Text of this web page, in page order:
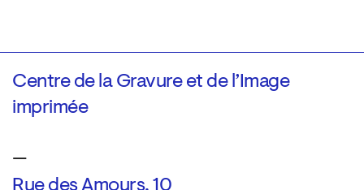
Centre de la Gravure et de l’Image
imprimée
—
Rue des Amours, 10